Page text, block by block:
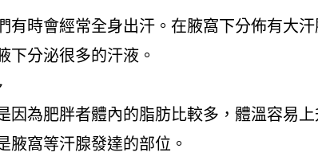
有時會經常全身出汗。在腋窩下分佈有大
下分泌很多的汗液。
因為肥胖者體內的脂肪比較多，體溫容易上
腋窩等汗腺發達的部位。